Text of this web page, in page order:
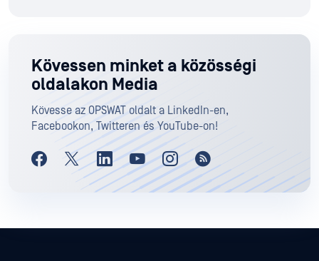
Kövessen minket a közösségi
oldalakon Media
Kövesse az OPSWAT oldalt a LinkedIn-en,
Facebookon, Twitteren és YouTube-on!